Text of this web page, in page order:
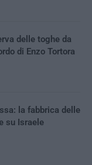
delle toghe da
di Enzo Tortora
la fabbrica delle
su Israele